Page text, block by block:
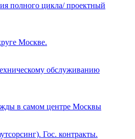
полного цикла/ проектный
Москве.
обслуживанию
в самом центре Москвы
Гос. контракты.